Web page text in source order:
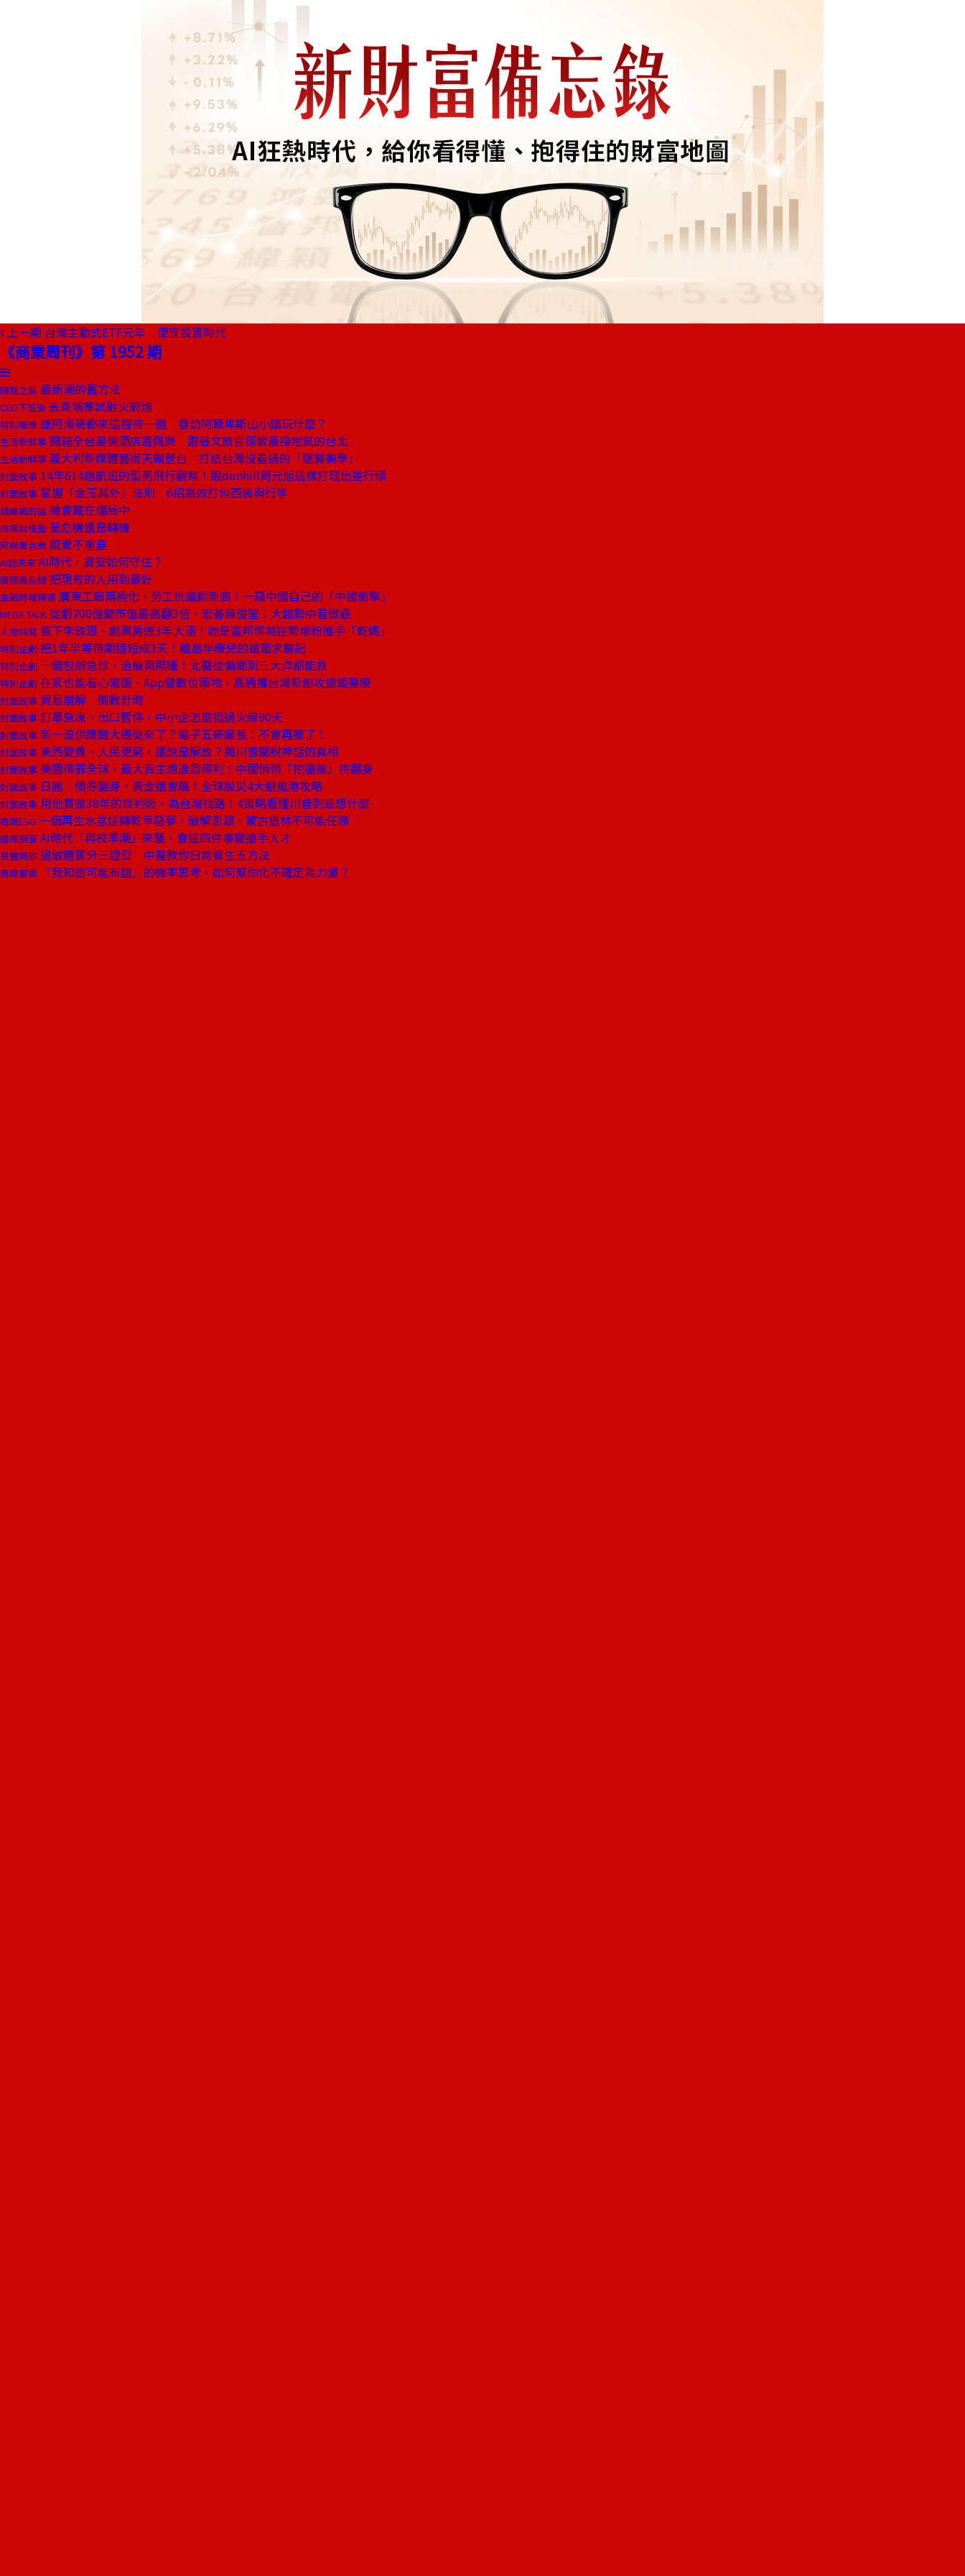
上一期 台灣主動式ETF元年 便宜投資時代
《商業周刊》第 1952 期
開瓶之前 最新潮的舊方法
CEO下班後 去柬埔寨試射火箭炮
特別報導 連阿湯哥都來這裡待一週 春訪阿爾卑斯山小鎮玩什麼？
生活新鮮事 開箱全台最美酒店嘉佩樂 跟著文旅官探索最接地氣的台北
生活新鮮事 義大利新媒體藝術天團登台 打造台灣沒看過的「運算美學」
封面故事 14年614趟航班的型男飛行觀察！跟dunhill周元旭這樣打理出差行頭
封面故事 掌握「金玉其外」法則 6招高效打包西裝與行李
總編輯的話 機會藏在僵局中
商場自慢塾 是危機還是轉機
阿榮看台商 感覺不重要
AI超未來 AI時代，資安如何守住？
服務最前線 把現有的人用到最好
金融時報精選 廣東工廠兩極化、勞工抗議創新高！一窺中國自己的「中國衝擊」
MEGA TALK 從虧200億變市值最高翻3倍，宏碁陳俊聖：大趨勢中看微觀
人物特寫 簽下李珠珢、創票房連3年大漲！她是富邦悍將逆勢增粉推手「乾媽」
特別企劃 把1年半等待期縮短成3天！離島早療兒的遠距求醫記
特別企劃 一鍵包辦急診、治療與照護！北醫從偏鄉到三大洋都能救
特別企劃 在家也能看心電圖、App變數位藥物，高通攜台灣新創攻遠距醫療
封面故事 貿易崩解 倒數計時
封面故事 訂單急凍、出口暫停，中小企怎麼挺過火線90天
封面故事 新一波供應鏈大遷徙來了？電子五哥廠長：不會再搬了！
封面故事 東西變貴、人民更窮，還說是解放？揭川普關稅神話的真相
封面故事 美國得罪全球，最大苦主想漁翁得利！中國悄悄「挖牆腳」拚翻身
封面故事 日圓、債券翻身，黃金還會飆！全球股災4大避風港攻略
封面故事 用他貫徹38年的談判術，為台灣找路！4策略看懂川普到底想什麼
商周ESG 一個再生水盆逆轉乾旱惡夢，破解澎湖、蒙古造林不可能任務
國際視窗 AI時代「再校準潮」來襲，會這四件事變搶手人才
良醫問診 過敏體質分三證型 中醫教你日常養生五方法
商周書摘 「我知道可能有錯」的機率思考，如何幫你化不確定為力量？